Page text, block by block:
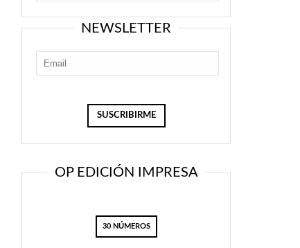
NEWSLETTER
OP EDICIÓN IMPRESA
30 NÚMEROS